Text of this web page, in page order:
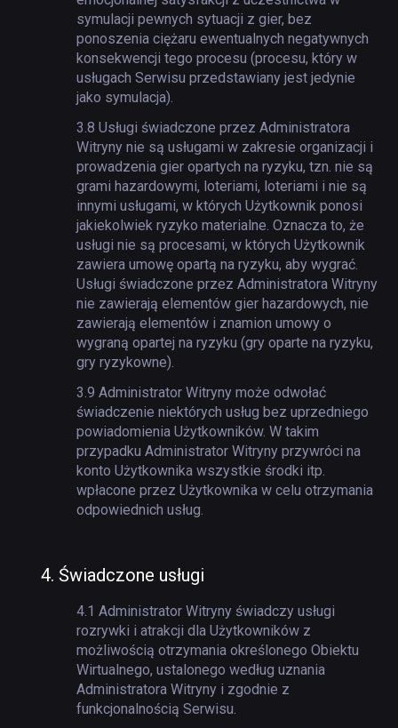
symulacji pewnych sytuacji z gier, bez
ponoszenia ciężaru ewentualnych negatywnych
konsekwencji tego procesu (procesu, który w
usługach Serwisu przedstawiany jest jedynie
jako symulacja).
3.8 Usługi świadczone przez Administratora
Witryny nie są usługami w zakresie organizacji i
prowadzenia gier opartych na ryzyku, tzn. nie są
grami hazardowymi, loteriami, loteriami i nie są
innymi usługami, w których Użytkownik ponosi
jakiekolwiek ryzyko materialne. Oznacza to, że
usługi nie są procesami, w których Użytkownik
zawiera umowę opartą na ryzyku, aby wygrać.
Usługi świadczone przez Administratora Witryny
nie zawierają elementów gier hazardowych, nie
zawierają elementów i znamion umowy o
wygraną opartej na ryzyku (gry oparte na ryzyku,
gry ryzykowne).
3.9 Administrator Witryny może odwołać
świadczenie niektórych usług bez uprzedniego
powiadomienia Użytkowników. W takim
przypadku Administrator Witryny przywróci na
konto Użytkownika wszystkie środki itp.
wpłacone przez Użytkownika w celu otrzymania
odpowiednich usług.
4. Świadczone usługi
4.1 Administrator Witryny świadczy usługi
rozrywki i atrakcji dla Użytkowników z
możliwością otrzymania określonego Obiektu
Wirtualnego, ustalonego według uznania
Administratora Witryny i zgodnie z
funkcjonalnością Serwisu.